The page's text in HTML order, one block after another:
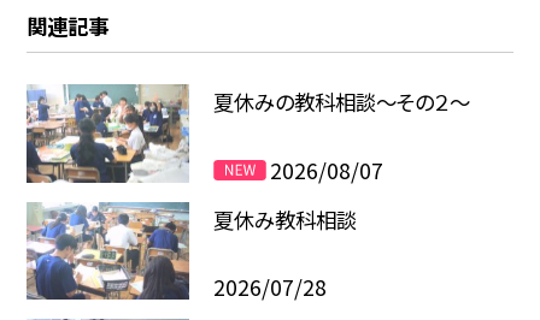
関連記事
夏休みの教科相談～その２～
2026/08/07
夏休み教科相談
2026/07/28